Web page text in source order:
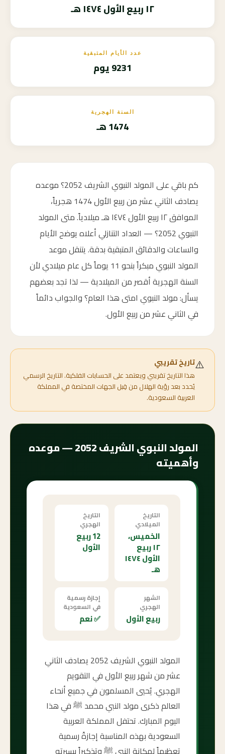
١٢ ربيع الأول ١٤٧٤ هـ
عدد الأيام المتبقية
9231 يوم
السنة الهجرية
1474 هـ
كم باقي على المولد النبوي الشريف 2052؟ موعده
يصادف الثاني عشر من ربيع الأول 1474 هجرياً،
الموافق ١٢ ربيع الأول ١٤٧٤ هـ ميلادياً. متى المولد
النبوي 2052؟ — العداد التنازلي أعلاه يوضح الأيام
والساعات والدقائق المتبقية بدقة. يتنقل موعد
المولد النبوي مبكراً بنحو 11 يوماً كل عام ميلادي لأن
السنة الهجرية أقصر من الميلادية — لذا تجد بعضهم
يسأل: مولد النبوي امتى هذا العام؟ والجواب دائماً
في الثاني عشر من ربيع الأول.
⚠️تاريخ تقريبي
هذا التاريخ تقريبي ويعتمد على الحسابات الفلكية. التاريخ الرسمي
يُحدد بعد رؤية الهلال من قِبل الجهات المختصة في المملكة
العربية السعودية.
المولد النبوي الشريف 2052 — موعده
وأهميته
التاريخ
الميلادي
الخميس،
١٢ ربيع
الأول ١٤٧٤
هـ
التاريخ
الهجري
12 ربيع
الأول
الشهر
الهجري
ربيع الأول
إجازة رسمية
في السعودية
✅ نعم
المولد النبوي الشريف 2052 يصادف الثاني
عشر من شهر ربيع الأول في التقويم
الهجري. يُحيي المسلمون في جميع أنحاء
العالم ذكرى مولد النبي محمد ﷺ في هذا
اليوم المبارك. تحتفل المملكة العربية
السعودية بهذه المناسبة إجازةً رسمية
تعظيماً لمكانة النبي ﷺ وتذكيراً بسيرته